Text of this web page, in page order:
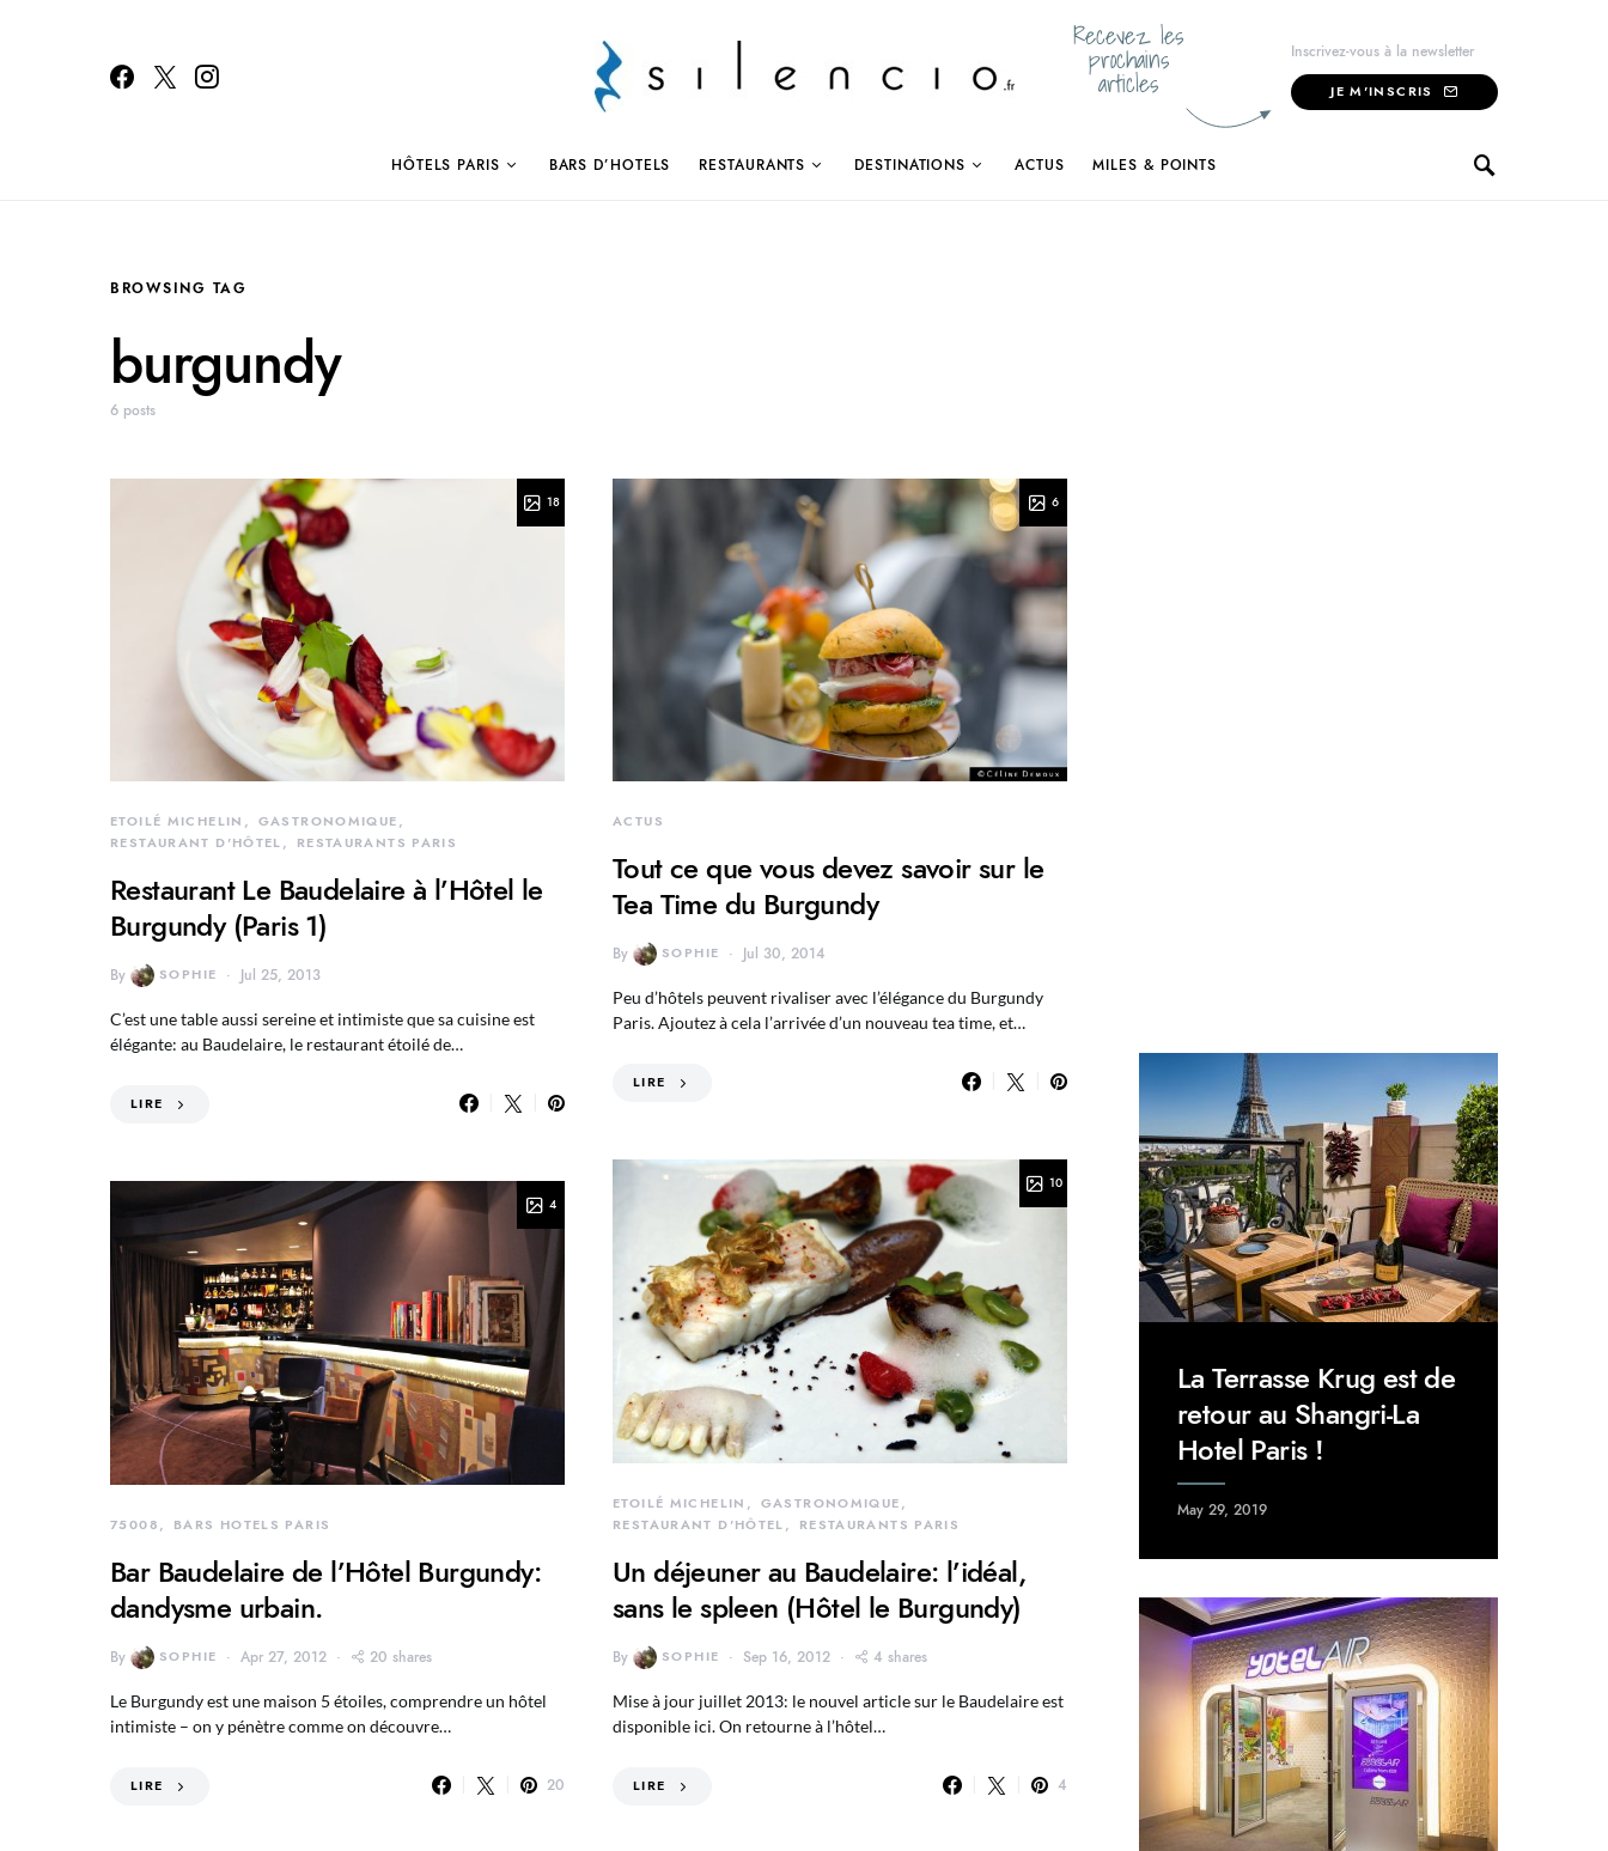
Recevez les
prochains
articles
Inscrivez-vous à la newsletter
JE M'INSCRIS
HÔTELS PARIS BARS D’HOTELS RESTAURANTS DESTINATIONS ACTUS MILES & POINTS
BROWSING TAG
burgundy
6 posts
18
ETOILÉ MICHELIN
GASTRONOMIQUE
RESTAURANT D'HÔTEL
RESTAURANTS PARIS
Restaurant Le Baudelaire à l’Hôtel le
Burgundy (Paris 1)
By SOPHIE Jul 25, 2013
C’est une table aussi sereine et intimiste que sa cuisine est
élégante: au Baudelaire, le restaurant étoilé de…
LIRE
4
75008 BARS HOTELS PARIS
Bar Baudelaire de l’Hôtel Burgundy:
dandysme urbain.
By SOPHIE Apr 27, 2012 20 shares
Le Burgundy est une maison 5 étoiles, comprendre un hôtel
intimiste – on y pénètre comme on découvre…
LIRE 20
6
ACTUS
Tout ce que vous devez savoir sur le
Tea Time du Burgundy
By SOPHIE Jul 30, 2014
Peu d’hôtels peuvent rivaliser avec l’élégance du Burgundy
Paris. Ajoutez à cela l’arrivée d’un nouveau tea time, et…
LIRE
10
ETOILÉ MICHELIN
GASTRONOMIQUE
RESTAURANT D'HÔTEL
RESTAURANTS PARIS
Un déjeuner au Baudelaire: l’idéal,
sans le spleen (Hôtel le Burgundy)
By SOPHIE Sep 16, 2012 4 shares
Mise à jour juillet 2013: le nouvel article sur le Baudelaire est
disponible ici. On retourne à l’hôtel…
LIRE 4
La Terrasse Krug est de
retour au Shangri-La
Hotel Paris !
May 29, 2019